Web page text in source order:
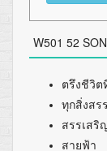
W501 52
ตรึงชีวิต
ทุกสิ่งสร
สรรเสริ
สายฟ้า